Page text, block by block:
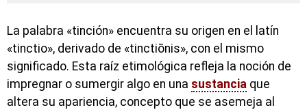
La palabra «tinción» encuentra su origen en el latín
«tinctio», derivado de «tinctiōnis», con el mismo
significado. Esta raíz etimológica refleja la noción de
impregnar o sumergir algo en una sustancia que
altera su apariencia, concepto que se asemeja al